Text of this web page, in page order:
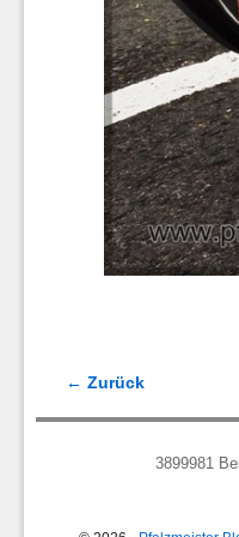
Bilder-Navigation
← Zurück
3899981